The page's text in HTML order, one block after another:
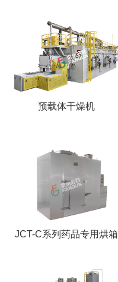
预载体干燥机
JCT-C系列药品专用烘箱